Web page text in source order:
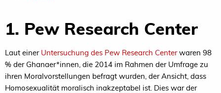
1. Pew Research Center
Laut einer Untersuchung des Pew Research Centerwaren 98
% der Ghanaer*innen, die 2014 im Rahmen der Umfrage zu
ihren Moralvorstellungen befragt wurden, der Ansicht, dass
Homosexualität moralisch inakzeptabel ist. Dies war der